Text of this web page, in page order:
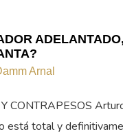
Arnal
CONTRAPESOS
está total y